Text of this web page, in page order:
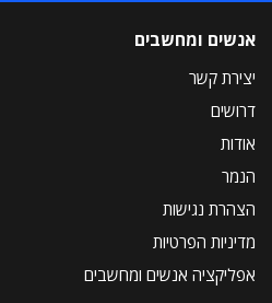
אנשים ומחשבים
יצירת קשר
דרושים
אודות
הנמר
הצהרת נגישות
מדיניות הפרטיות
אפליקציה אנשים ומחשבים